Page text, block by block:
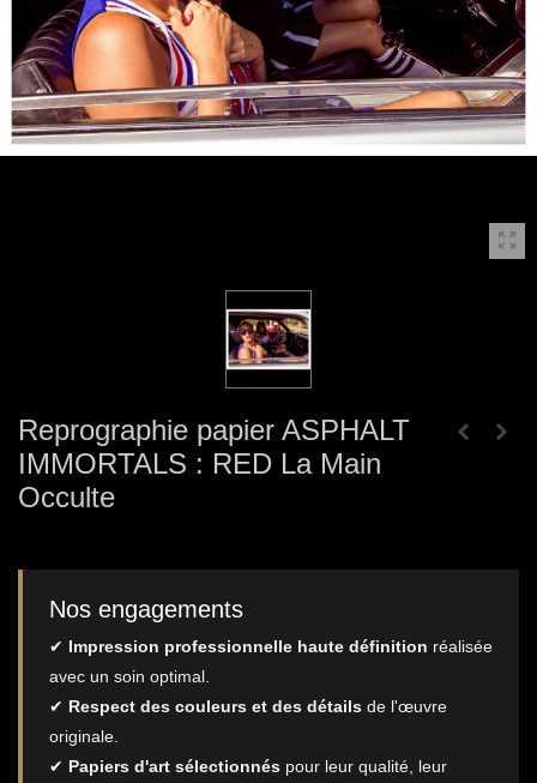
Reprographie papier ASPHALT
IMMORTALS : RED La Main
Occulte
Nos engagements
✔ Impression professionnelle haute définition réalisée
avec un soin optimal.
✔ Respect des couleurs et des détails de l'œuvre
originale.
✔ Papiers d'art sélectionnés pour leur qualité, leur